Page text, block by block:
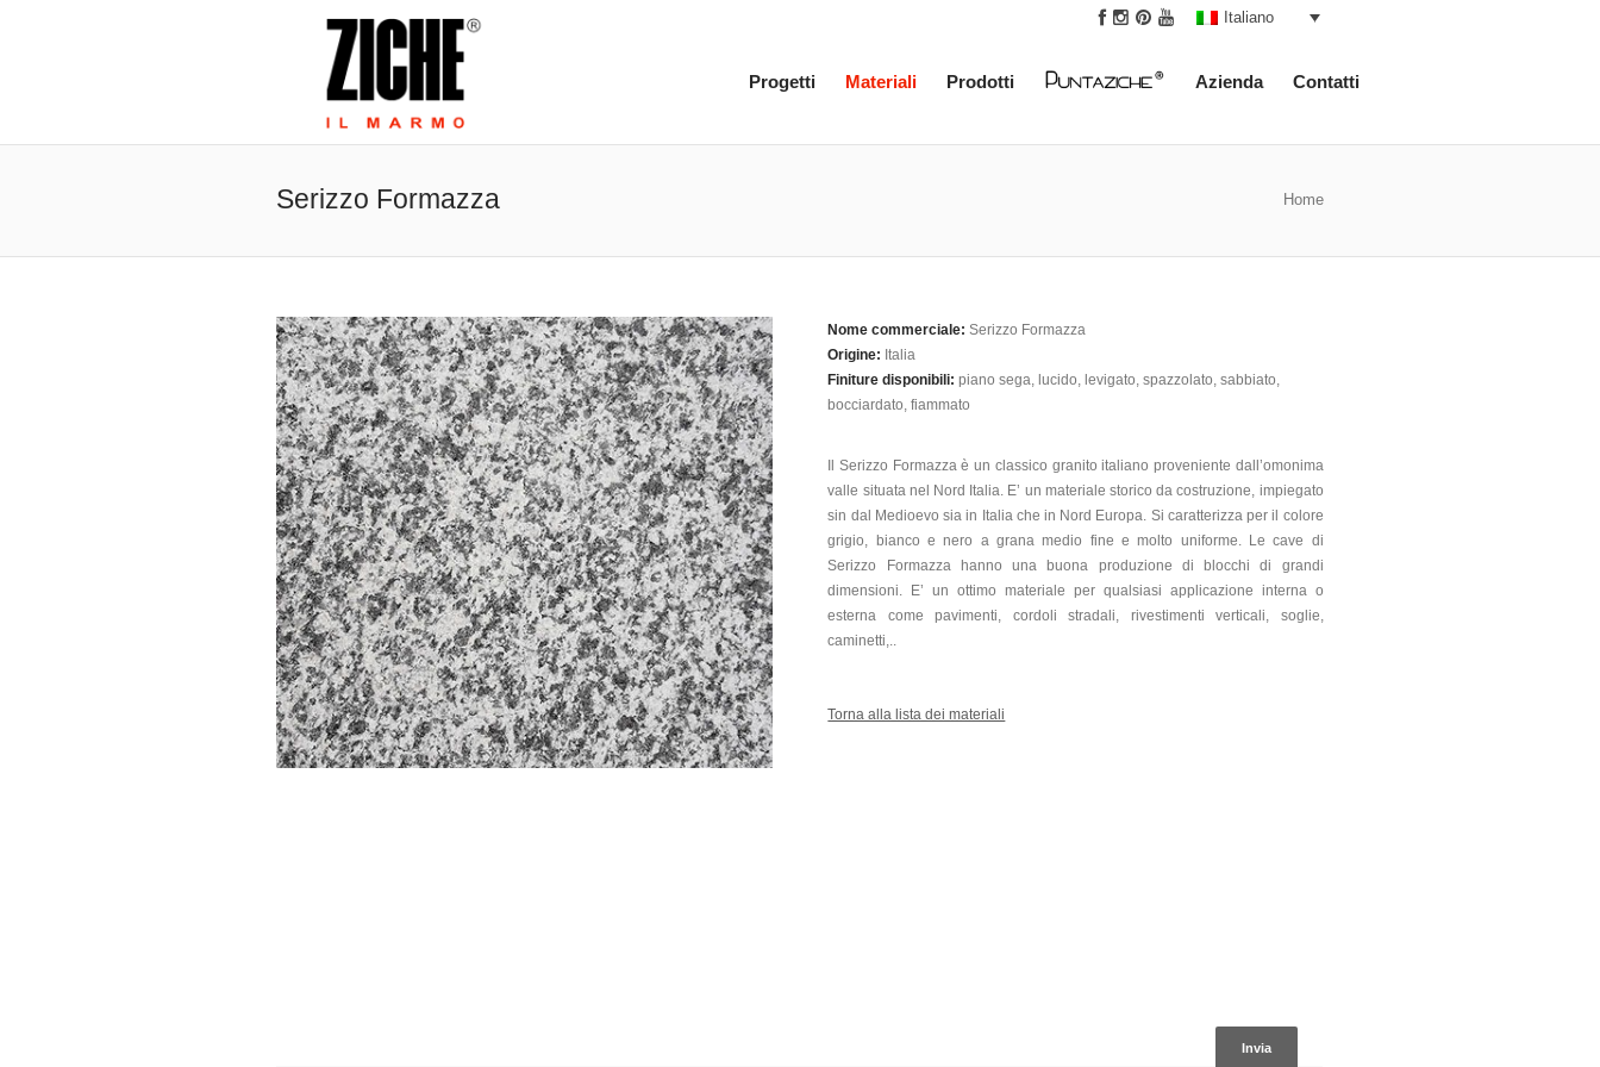
Italiano
Progetti Materiali Prodotti Azienda Contatti
Serizzo Formazza Home
Nome commerciale:Serizzo Formazza
Origine: Italia
Finiture disponibili:piano sega, lucido, levigato, spazzolato, sabbiato,
bocciardato, fiammato
Il Serizzo Formazza è un classico granito italiano proveniente dall’omonima
valle situata nel Nord Italia. E’ un materiale storico da costruzione, impiegato
sin dal Medioevo sia in Italia che in Nord Europa. Si caratterizza per il colore
grigio, bianco e nero a grana medio fine e molto uniforme. Le cave di
Serizzo Formazza hanno una buona produzione di blocchi di grandi
dimensioni. E’ un ottimo materiale per qualsiasi applicazione interna o
esterna come pavimenti, cordoli stradali, rivestimenti verticali, soglie,
caminetti,..
Torna alla lista dei materiali